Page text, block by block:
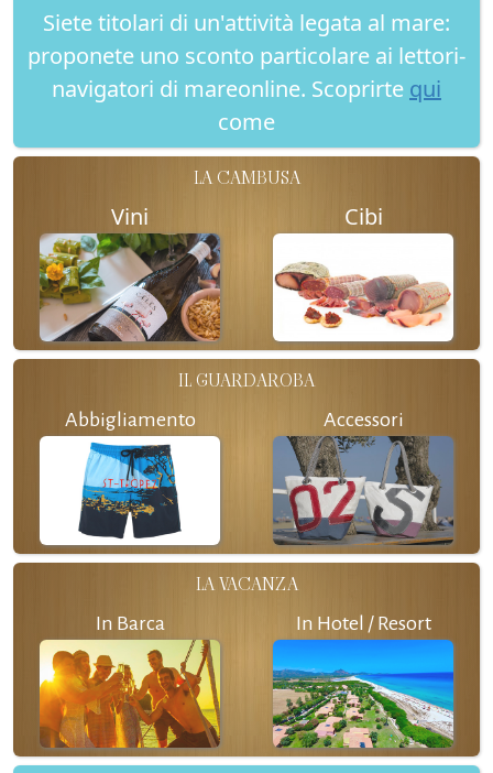
Siete titolari di un'attività legata al mare:
proponete uno sconto particolare ai lettori-
navigatori di mareonline. Scoprirte qui
come
LA CAMBUSA
Vini Cibi
IL GUARDAROBA
Abbigliamento Accessori
LA VACANZA
In Barca In Hotel / Resort